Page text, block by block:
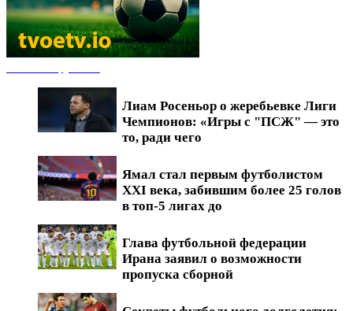
Лиам Росеньор о жеребьевке Лиги
Чемпионов: «Игры с "ПСЖ" — это
то, ради чего
Ямал стал первым футболистом
XXI века, забившим более 25 голов
в топ-5 лигах до
Глава футбольной федерации
Ирана заявил о возможности
пропуска сборной